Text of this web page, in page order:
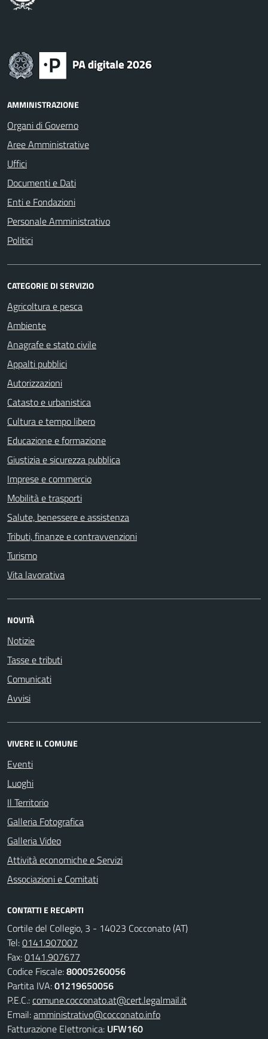
AMMINISTRAZIONE
Organi di Governo
Aree Amministrative
Uffici
Documenti e Dati
Enti e Fondazioni
Personale Amministrativo
Politici
CATEGORIE DI SERVIZIO
Agricoltura e pesca
Ambiente
Anagrafe e stato civile
Appalti pubblici
Autorizzazioni
Catasto e urbanistica
Cultura e tempo libero
Educazione e formazione
Giustizia e sicurezza pubblica
Imprese e commercio
Mobilità e trasporti
Salute, benessere e assistenza
Tributi, finanze e contravvenzioni
Turismo
Vita lavorativa
NOVITÀ
Notizie
Tasse e tributi
Comunicati
Avvisi
VIVERE IL COMUNE
Eventi
Luoghi
Il Territorio
Galleria Fotografica
Galleria Video
Attività economiche e Servizi
Associazioni e Comitati
CONTATTI E RECAPITI
Cortile del Collegio, 3 - 14023 Cocconato (AT)
Tel:0141.907007
Fax:0141.907677
Codice Fiscale:80005260056
Partita IVA:01219650056
P.E.C.:comune.cocconato.at@cert.legalmail.it
Email:amministrativo@cocconato.info
Fatturazione Elettronica: UFW160